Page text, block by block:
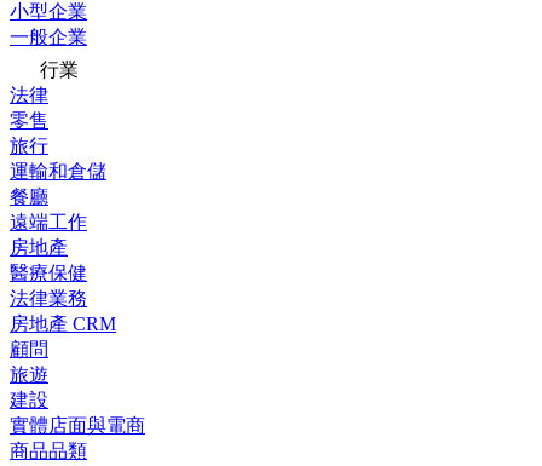
小型企業
一般企業
行業
法律
零售
旅行
運輸和倉儲
餐廳
遠端工作
房地產
醫療保健
法律業務
房地產 CRM
顧問
旅遊
建設
實體店面與電商
商品品類